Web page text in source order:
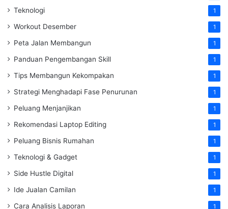
Teknologi 1
Workout Desember 1
Peta Jalan Membangun 1
Panduan Pengembangan Skill 1
Tips Membangun Kekompakan 1
Strategi Menghadapi Fase Penurunan 1
Peluang Menjanjikan 1
Rekomendasi Laptop Editing 1
Peluang Bisnis Rumahan 1
Teknologi & Gadget 1
Side Hustle Digital 1
Ide Jualan Camilan 1
Cara Analisis Laporan 1